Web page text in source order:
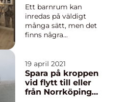
skapa
drömrummet
Ett barnrum kan
inredas på väldigt
många sätt, men det
finns några
planeringen av
rummet som gör att
det blir både
funktionellt och
19 april 2021
Spara på kroppen
vid flytt till eller
från Norrköping